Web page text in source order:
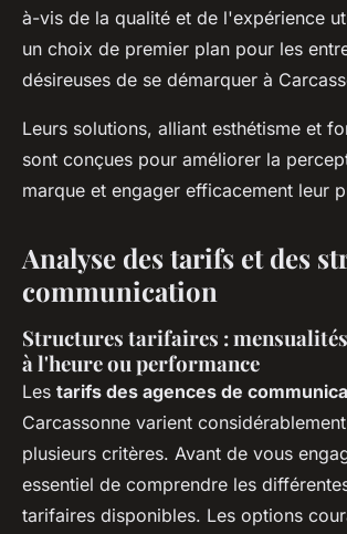
à-vis de la qualité et de l'expérience
un choix de premier plan pour les
désireuses de se démarquer à
Leurs solutions, alliant esthétisme et
sont conçues pour améliorer la
marque et engager efficacement leur
Analyse des tarifs et des
communication
Structures tarifaires :
à l'heure ou performance
Les tarifs des agences de
Carcassonne varient
plusieurs critères. Avant de vous
essentiel de comprendre les
tarifaires disponibles. Les options